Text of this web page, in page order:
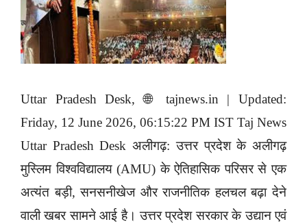
Uttar Pradesh Desk, 🌐 tajnews.in | Updated:
Friday, 12 June 2026, 06:15:22 PM IST Taj News
Uttar Pradesh Desk अलीगढ़: उत्तर प्रदेश के अलीगढ़
मुस्लिम विश्वविद्यालय (AMU) के ऐतिहासिक परिसर से एक
अत्यंत बड़ी, सनसनीखेज और राजनीतिक हलचल बढ़ा देने
वाली खबर सामने आई है। उत्तर प्रदेश सरकार के उद्यान एवं